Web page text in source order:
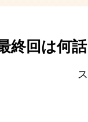
終回は何